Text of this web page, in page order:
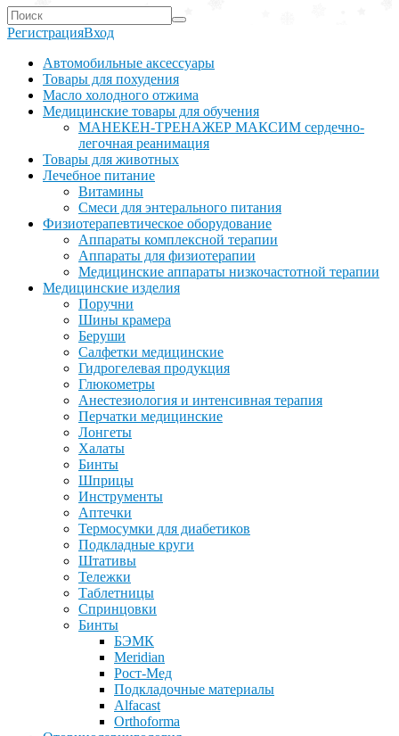
РегистрацияВход
Автомобильные аксессуары
Товары для похудения
Масло холодного отжима
Медицинские товары для обучения
МАНЕКЕН-ТРЕНАЖЕР МАКСИМ сердечно-
легочная реанимация
Товары для животных
Лечебное питание
Витамины
Смеси для энтерального питания
Физиотерапевтическое оборудование
Аппараты комплексной терапии
Аппараты для физиотерапии
Медицинские аппараты низкочастотной терапии
Медицинские изделия
Поручни
Шины крамера
Беруши
Салфетки медицинские
Гидрогелевая продукция
Глюкометры
Анестезиология и интенсивная терапия
Перчатки медицинские
Лонгеты
Халаты
Бинты
Шприцы
Инструменты
Аптечки
Термосумки для диабетиков
Подкладные круги
Штативы
Тележки
Таблетницы
Спринцовки
Бинты
БЭМК
Meridian
Рост-Мед
Подкладочные материалы
Alfacast
Orthoforma